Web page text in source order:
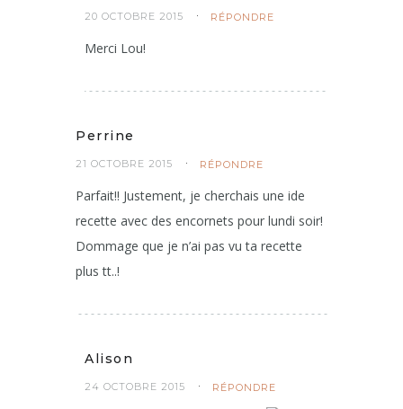
20 OCTOBRE 2015 RÉPONDRE
Merci Lou!
Perrine
21 OCTOBRE 2015 RÉPONDRE
Parfait!! Justement, je cherchais une ide
recette avec des encornets pour lundi soir!
Dommage que je n’ai pas vu ta recette
plus tt..!
Alison
24 OCTOBRE 2015 RÉPONDRE